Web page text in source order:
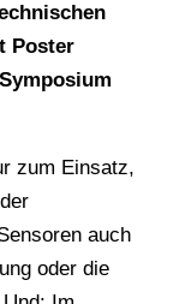
Poster
zum Einsatz,
auch
oder die